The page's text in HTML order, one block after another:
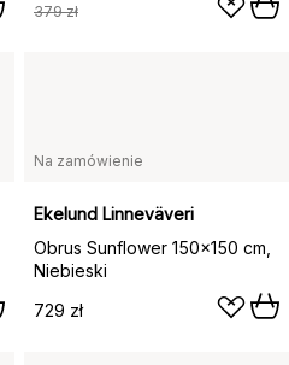
379 zł
Na zamówienie
Ekelund Linneväveri
Obrus Sunflower 150x150 cm,
Niebieski
729 zł